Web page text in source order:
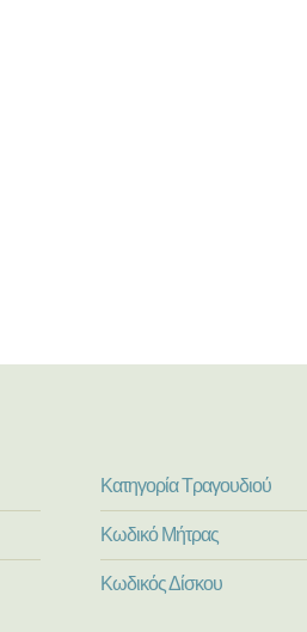
Κατηγορία Τραγουδιού
Κωδικό Μήτρας
Κωδικός Δίσκου